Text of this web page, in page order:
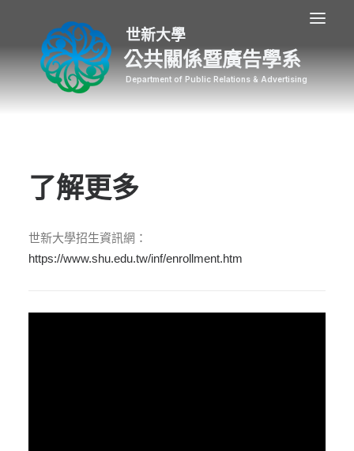
公共關係暨廣告學系
了解更多
世新大學招生資訊網：
https://www.shu.edu.tw/inf/enrollment.htm